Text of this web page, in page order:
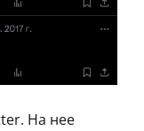
На нее